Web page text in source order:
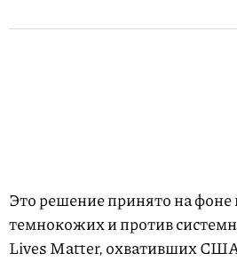
Это решение принято на фоне
темнокожих и против
Lives Matter, охвативших США